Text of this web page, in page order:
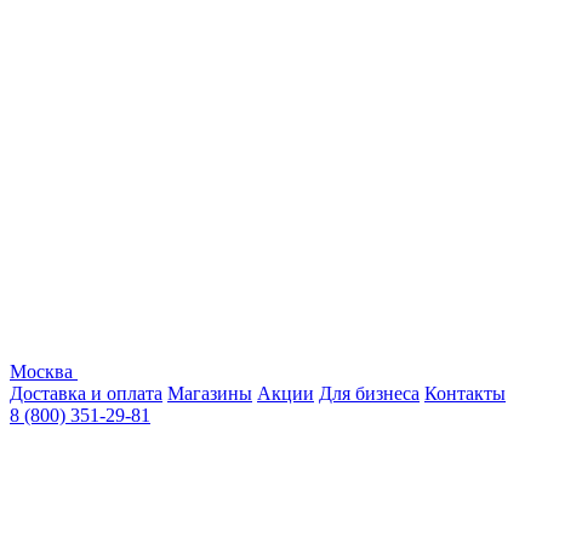
Москва
Доставка и оплата Магазины Акции Для бизнеса Контакты
8 (800) 351-29-81